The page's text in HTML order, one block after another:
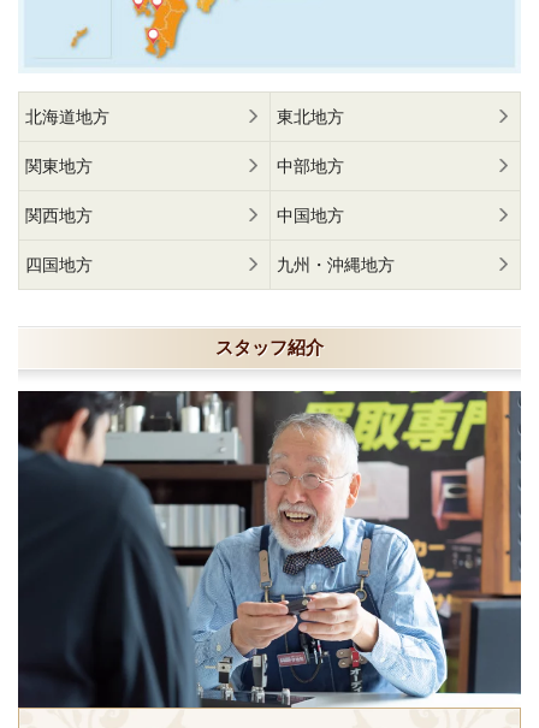
北海道地方 東北地方
関東地方 中部地方
関西地方 中国地方
四国地方 九州・沖縄地方
スタッフ紹介